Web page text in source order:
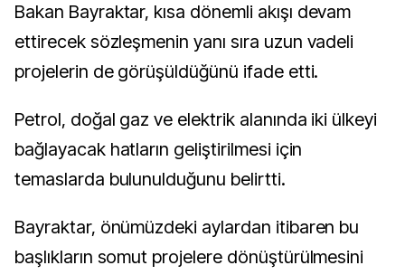
Bakan Bayraktar, kısa dönemli akışı devam
ettirecek sözleşmenin yanı sıra uzun vadeli
projelerin de görüşüldüğünü ifade etti.
Petrol, doğal gaz ve elektrik alanında iki ülkeyi
bağlayacak hatların geliştirilmesi için
temaslarda bulunulduğunu belirtti.
Bayraktar, önümüzdeki aylardan itibaren bu
başlıkların somut projelere dönüştürülmesini